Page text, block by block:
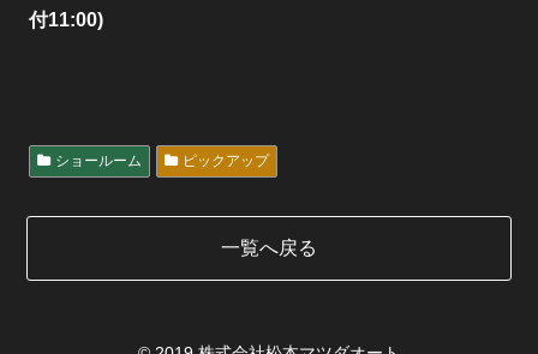
付11:00)
ショールーム ピックアップ
一覧へ戻る